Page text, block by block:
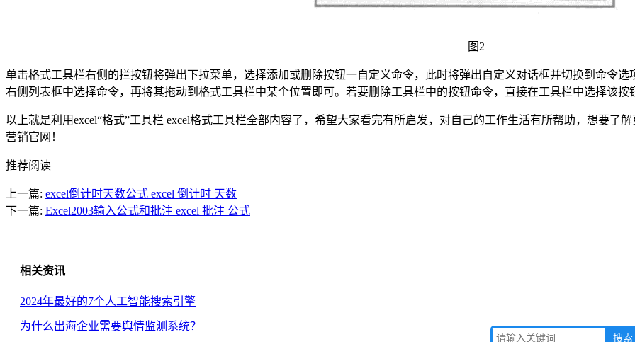
图2
单击格式工具栏右侧的拦按钮将弹出下拉菜单，选择添加或删除按钮一自定义命令，此时将弹出自定义对话框并切换到命令
右侧列表框中选择命令，再将其拖动到格式工具栏中某个位置即可。若要删除工具栏中的按钮命令，直接在工具栏中选择该按
以上就是利用excel“格式”工具栏 excel格式工具栏全部内容了，希望大家看完有所启发，对自己的工作生活有所帮助，想要了
营销官网！
推荐阅读
上一篇: excel倒计时天数公式 excel 倒计时 天数
下一篇: Excel2003输入公式和批注 excel 批注 公式
相关资讯
2024年最好的7个人工智能搜索引擎
为什么出海企业需要舆情监测系统？